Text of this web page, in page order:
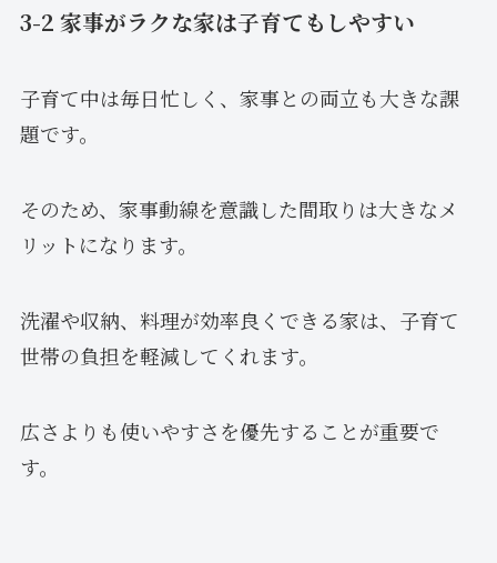
3-2 家事がラクな家は子育てもしやすい
子育て中は毎日忙しく、家事との両立も大きな課
題です。
そのため、家事動線を意識した間取りは大きなメ
リットになります。
洗濯や収納、料理が効率良くできる家は、子育て
世帯の負担を軽減してくれます。
広さよりも使いやすさを優先することが重要で
す。